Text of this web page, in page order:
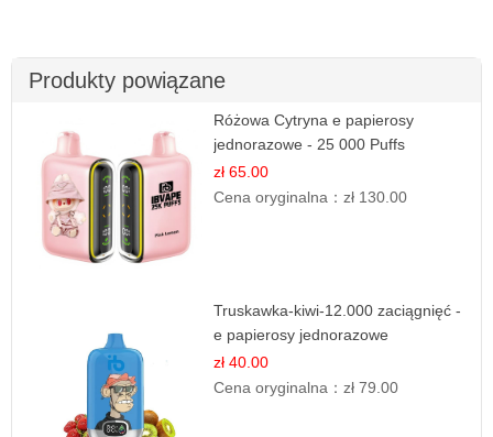
Produkty powiązane
Różowa Cytryna e papierosy
jednorazowe - 25 000 Puffs
zł 65.00
Cena oryginalna：zł 130.00
Truskawka-kiwi-12.000 zaciągnięć -
e papierosy jednorazowe
zł 40.00
Cena oryginalna：zł 79.00